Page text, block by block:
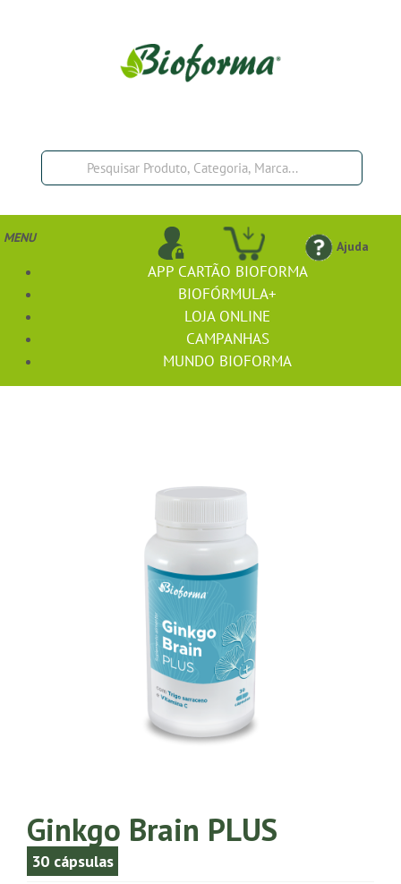
Ajuda
MENU
APP CARTÃO BIOFORMA
BIOFÓRMULA+
LOJA ONLINE
CAMPANHAS
MUNDO BIOFORMA
Ginkgo Brain PLUS
30 cápsulas